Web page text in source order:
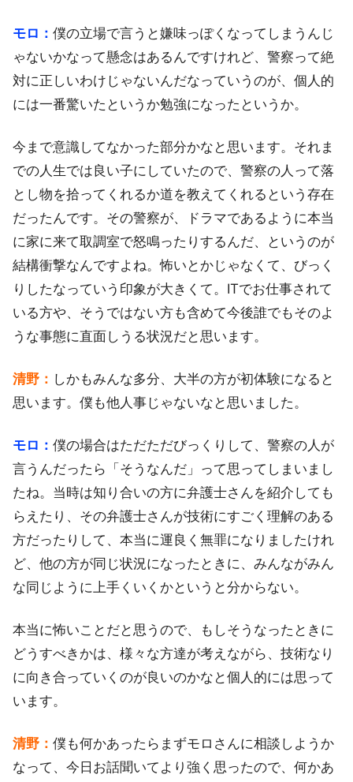
モロ： 僕の立場で言うと嫌味っぽくなってしまうんじ
ゃないかなって懸念はあるんですけれど、警察って絶
対に正しいわけじゃないんだなっていうのが、個人的
には一番驚いたというか勉強になったというか。
今まで意識してなかった部分かなと思います。それま
での人生では良い子にしていたので、警察の人って落
とし物を拾ってくれるか道を教えてくれるという存在
だったんです。その警察が、ドラマであるように本当
に家に来て取調室で怒鳴ったりするんだ、というのが
結構衝撃なんですよね。怖いとかじゃなくて、びっく
りしたなっていう印象が大きくて。ITでお仕事されて
いる方や、そうではない方も含めて今後誰でもそのよ
うな事態に直面しうる状況だと思います。
清野： しかもみんな多分、大半の方が初体験になると
思います。僕も他人事じゃないなと思いました。
モロ： 僕の場合はただただびっくりして、警察の人が
言うんだったら「そうなんだ」って思ってしまいまし
たね。当時は知り合いの方に弁護士さんを紹介しても
らえたり、その弁護士さんが技術にすごく理解のある
方だったりして、本当に運良く無罪になりましたけれ
ど、他の方が同じ状況になったときに、みんながみん
な同じように上手くいくかというと分からない。
本当に怖いことだと思うので、もしそうなったときに
どうすべきかは、様々な方達が考えながら、技術なり
に向き合っていくのが良いのかなと個人的には思って
います。
清野： 僕も何かあったらまずモロさんに相談しようか
なって、今日お話聞いてより強く思ったので、何かあ